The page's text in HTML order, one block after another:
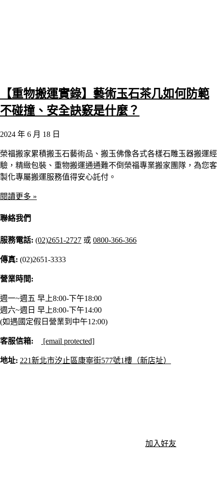
【重物搬運實錄】藝術玉石茶几如何防範
不碰撞、安全訣竅是什麼？
2024 年 6 月 18 日
榮福搬家累積搬玉石藝術品、搬玉佛像各式各樣石雕玉器搬運經
驗，精緻包裝、重物搬運通通難不倒榮福專業搬家團隊，為您客
製化專屬搬運服務值得安心託付。
閱讀更多 »
聯絡我們
服務電話: (02)2651-2727 或 0800-366-366
傳真: (02)2651-3333
營業時間:
週一~週五 早上8:00-下午18:00
週六~週日 早上8:00-下午14:00
(如遇國定假日營業到中午12:00)
客服信箱: [email protected]
地址: 221新北市汐止區康寧街577號1樓（新店址）
加入好友